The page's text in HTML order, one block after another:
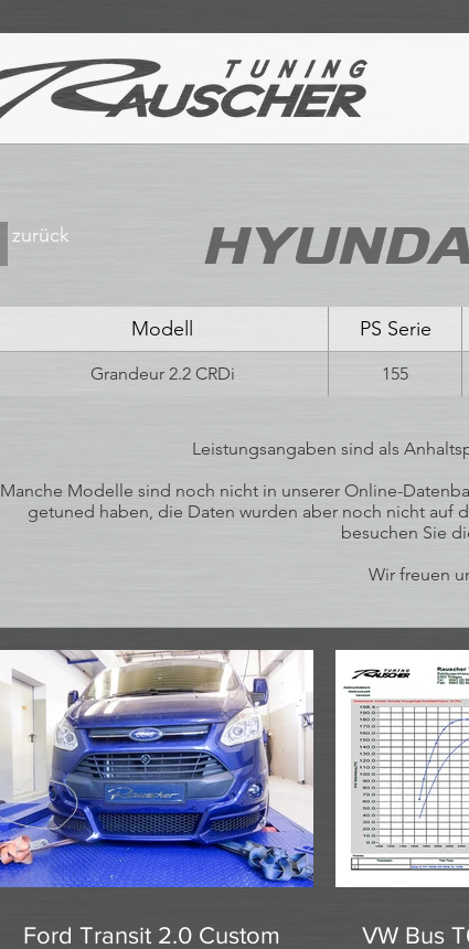
Modell PS Serie
Grandeur 2.2 CRDi 155
Leistungsangaben sind als
Manche Modelle sind noch nicht in unserer Online-
getuned haben, die Daten wurden aber noch nicht auf
besuchen Sie
Wir freuen
zurück
Ford Transit 2.0 Custom VW Bus